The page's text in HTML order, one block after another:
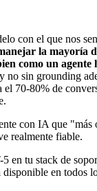
con el que nos
la mayoría
como un agente
no sin grounding
70-80% de
con IA que "más
realmente fiable.
en tu stack de
disponible en todos